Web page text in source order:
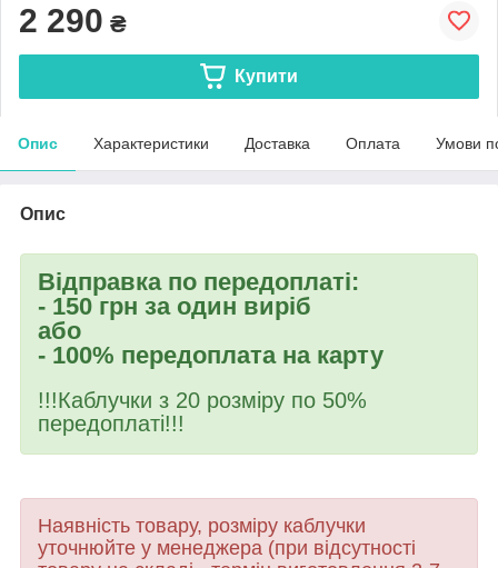
2 290 ₴
Купити
Опис Характеристики Доставка Оплата Умови
Опис
Відправка по передоплаті:
- 150 грн за один виріб
або
- 100% передоплата на карту
!!!Каблучки з 20 розміру по 50%
передоплаті!!!
Наявність товару, розміру каблучки
уточнюйте у менеджера (при відсутності